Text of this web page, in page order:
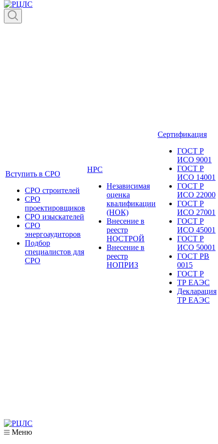
Вступить в СРО
СРО строителей
СРО
проектировщиков
СРО изыскателей
СРО
энергоаудиторов
Подбор
специалистов для
СРО
НРС
Независимая
оценка
квалификации
(НОК)
Внесение в
реестр
НОСТРОЙ
Внесение в
реестр
НОПРИЗ
Сертификация
ГОСТ Р
ИСО 9001
ГОСТ Р
ИСО 14001
ГОСТ Р
ИСО 22000
ГОСТ Р
ИСО 27001
ГОСТ Р
ИСО 45001
ГОСТ Р
ИСО 50001
ГОСТ РВ
0015
ГОСТ Р
ТР ЕАЭС
Декларация
ТР ЕАЭС
Меню